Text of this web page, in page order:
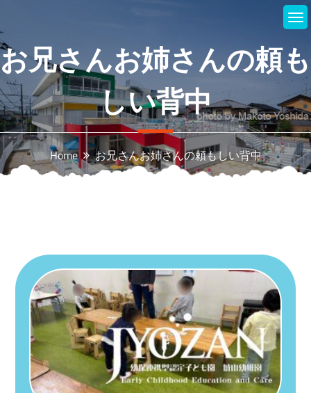
content
お兄さんお姉さんの頼も
しい背中
Home お兄さんお姉さんの頼もしい背中